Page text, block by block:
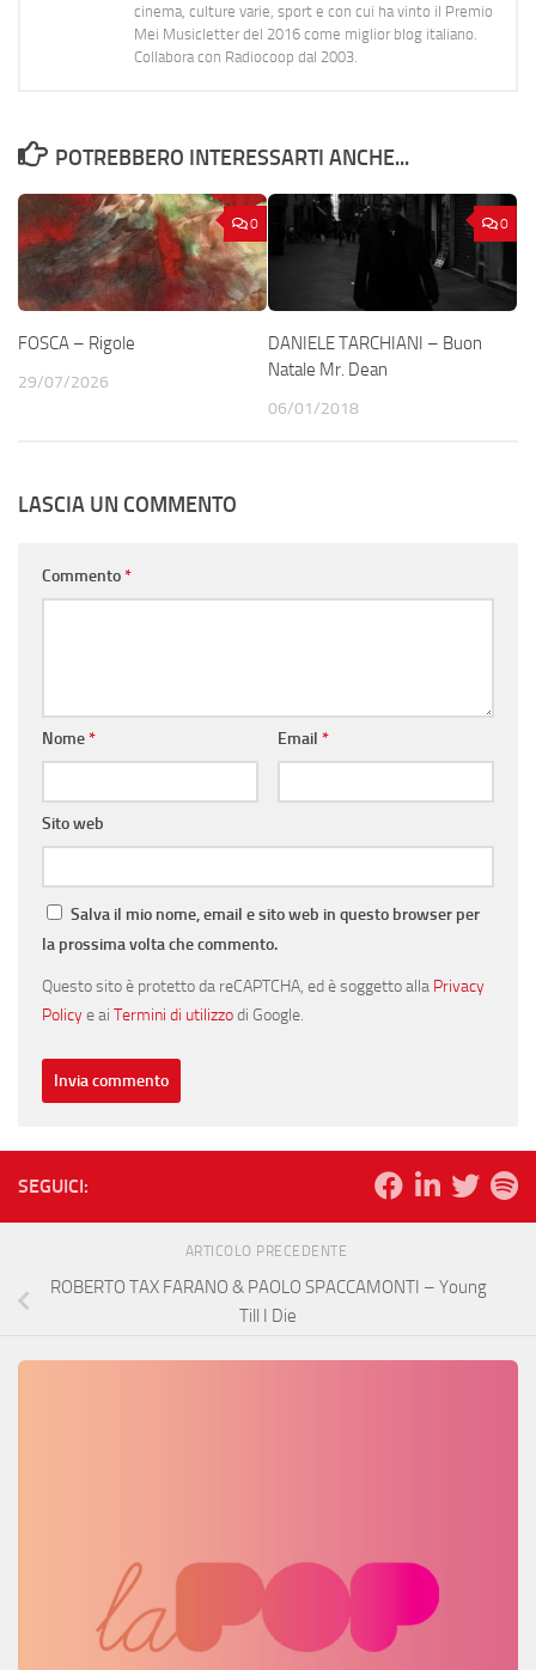
cinema, culture varie, sport e con cui ha vinto il Premio
Mei Musicletter del 2016 come miglior blog italiano.
Collabora con Radiocoop dal 2003.
POTREBBERO INTERESSARTI ANCHE...
0
FOSCA – Rigole
29/07/2026
0
DANIELE TARCHIANI – Buon
Natale Mr. Dean
06/01/2018
LASCIA UN COMMENTO
Commento*
Nome* Email *
Sito web
Salva il mio nome, email e sito web in questo browser per
la prossima volta che commento.
Questo sito è protetto da reCAPTCHA, ed è soggetto alla Privacy
Policye ai Termini di utilizzodi Google.
SEGUICI:
ARTICOLO PRECEDENTE
ROBERTO TAX FARANO & PAOLO SPACCAMONTI – Young
Till I Die